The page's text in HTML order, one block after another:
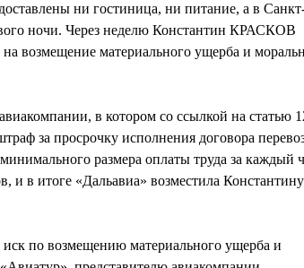
ни гостиница, ни питание, а в
ночи. Через неделю Константин КРАСКОВ
возмещение материального ущерба и
в котором со ссылкой на статью
за просрочку исполнения договора
размера оплаты труда за каждый
и в итоге «Дальавиа» возместила Константину
по возмещению материального ущерба и